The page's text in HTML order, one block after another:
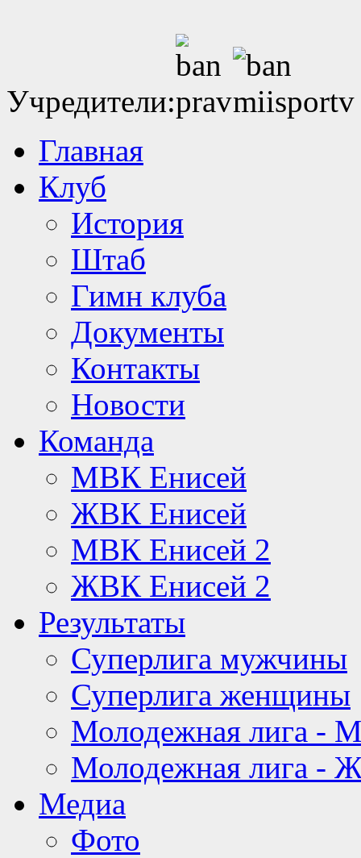
Учредители:
Главная
Клуб
История
Штаб
Гимн клуба
Документы
Контакты
Новости
Команда
МВК Енисей
ЖВК Енисей
МВК Енисей 2
ЖВК Енисей 2
Результаты
Суперлига мужчины
Суперлига женщины
Молодежная лига -
Молодежная лига -
Медиа
Фото